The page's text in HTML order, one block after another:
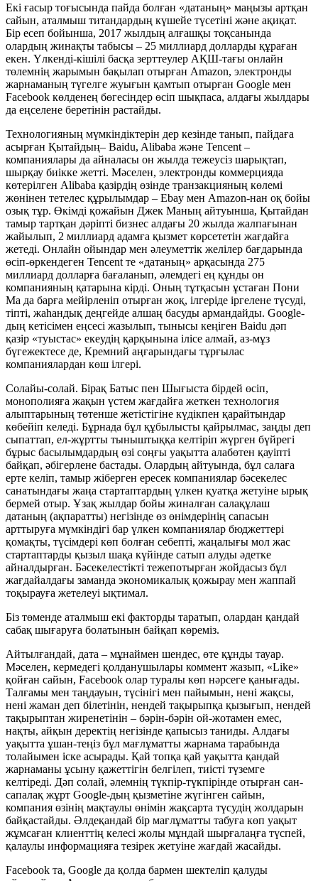
Екі ғасыр тоғысында пайда болған «датаның» маңызы артқан
сайын, аталмыш титандардың күшейе түсетіні және ақиқат.
Бір есеп бойынша, 2017 жылдың алғашқы тоқсанында
олардың жинақты табысы – 25 миллиард долларды құраған
екен. Үлкенді-кішілі басқа зерттеулер АҚШ-тағы онлайн
төлемнің жарымын бақылап отырған Amazon, электронды
жарнаманың түгелге жуығын қамтып отырған Google мен
Facebook көлденең бөгесіндер өсіп шықпаса, алдағы жылдары
да еңселене беретінін растайды.
Технологияның мүмкіндіктерін дер кезінде танып, пайдаға
асырған Қытайдың– Baidu, Alibaba және Tencent –
компаниялары да айналасы он жылда тежеусіз шарықтап,
шырқау биікке жетті. Мәселен, электронды коммерцияда
көтерілген Alibaba қазірдің өзінде транзакцияның көлемі
жөнінен тетелес құрылымдар – Ebay мен Amazon-нан оқ бойы
озық тұр. Өкімді қожайын Джек Маның айтуынша, Қытайдан
тамыр тартқан дәріпті бизнес алдағы 20 жылда жалпағынан
жайылып, 2 миллиард адамға қызмет көрсететін жағдайға
жетеді. Онлайн ойындар мен әлеуметтік желілер бағдарында
өсіп-өркендеген Tencent те «датаның» арқасында 275
миллиард долларға бағаланып, әлемдегі ең құнды он
компанияның қатарына кірді. Оның тұтқасын ұстаған Пони
Ма да барға мейірленіп отырған жоқ, ілгеріде іргелене түсуді,
тіпті, жаһандық деңгейде алшаң басуды армандайды. Google-
дың кетісімен еңсесі жазылып, тынысы кеңіген Baidu дәп
қазір «туыстас» екеудің қарқынына ілісе алмай, аз-мұз
бүгежектесе де, Кремний аңғарындағы тұрғылас
компаниялардан көш ілгері.
Солайы-солай. Бірақ Батыс пен Шығыста бірдей өсіп,
монополияға жақын үстем жағдайға жеткен технология
алыптарының төтенше жетістігіне күдікпен қарайтындар
көбейіп келеді. Бұрнада бұл құбылысты қайрылмас, заңды деп
сыпаттап, ел-жұртты тыныштыққа келтіріп жүрген бүйрегі
бұрыс басылымдардың өзі соңғы уақытта алабөтен қауіпті
байқап, әбігерлене бастады. Олардың айтуында, бұл салаға
ерте келіп, тамыр жіберген ересек компаниялар бәсекелес
санатындағы жаңа стартаптардың үлкен қуатқа жетуіне ырық
бермей отыр. Ұзақ жылдар бойы жиналған салақұлаш
датаның (ақпаратты) негізінде өз өнімдерінің сапасын
арттыруға мүмкіндігі бар үлкен компаниялар бюджеттері
қомақты, түсімдері көп болған себепті, жаңалығы мол жас
стартаптарды қызыл шақа күйінде сатып алуды әдетке
айналдырған. Бәсекелестікті тежепотырған жойдасыз бұл
жағдайалдағы заманда экономикалық қожырау мен жаппай
тоқырауға жетелеуі ықтимал.
Біз төменде аталмыш екі факторды таратып, олардан қандай
сабақ шығаруға болатынын байқап көреміз.
Айтылғандай, дата – мұнаймен шендес, өте құнды тауар.
Мәселен, кермедегі қолданушылары коммент жазып, «Like»
қойған сайын, Facebook олар туралы көп нәрсеге қанығады.
Талғамы мен таңдауын, түсінігі мен пайымын, нені жақсы,
нені жаман деп білетінін, нендей тақырыпқа қызығып, нендей
тақырыптан жиренетінін – бәрін-бәрін ой-жотамен емес,
нақты, айқын деректің негізінде қапысыз таниды. Алдағы
уақытта ұшан-теңіз бұл мағлұматты жарнама тарабында
толайымен іске асырады. Қай топқа қай уақытта қандай
жарнаманы ұсыну қажеттігін белгілеп, тиісті түземге
келтіреді. Дәп солай, әлемнің түкпір-түкпірінде отырған сан-
сапалақ жұрт Google-дың қызметіне жүгінген сайын,
компания өзінің мақтаулы өнімін жақсарта түсудің жолдарын
байқастайды. Әлдеқандай бір мағлұматты табуға көп уақыт
жұмсаған клиенттің келесі жолы мұндай шырғалаңға түспей,
қалаулы информацияға тезірек жетуіне жағдай жасайды.
Facebook та, Google да қолда бармен шектеліп қалуды